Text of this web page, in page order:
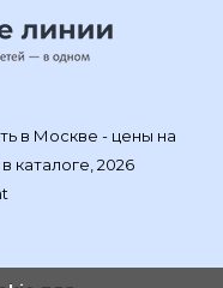
в Москве - цены на
каталоге, 2026